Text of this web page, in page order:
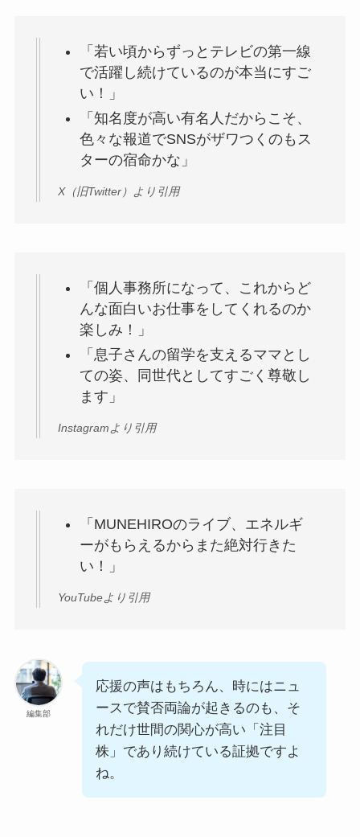
「若い頃からずっとテレビの第一線
で活躍し続けているのが本当にすご
い！」
「知名度が高い有名人だからこそ、
色々な報道でSNSがザワつくのもス
ターの宿命かな」
X（旧Twitter）より引用
「個人事務所になって、これからど
んな面白いお仕事をしてくれるのか
楽しみ！」
「息子さんの留学を支えるママとし
ての姿、同世代としてすごく尊敬し
ます」
Instagramより引用
「MUNEHIROのライブ、エネルギ
ーがもらえるからまた絶対行きた
い！」
YouTubeより引用
編集部
応援の声はもちろん、時にはニュ
ースで賛否両論が起きるのも、そ
れだけ世間の関心が高い「注目
株」であり続けている証拠ですよ
ね。